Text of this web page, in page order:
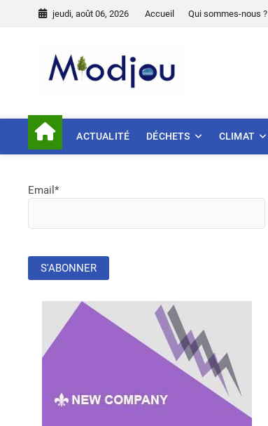
jeudi, août 06, 2026 Accueil Qui sommes-nous ?
ACTUALITÉ DÉCHETS CLIMAT
Email*